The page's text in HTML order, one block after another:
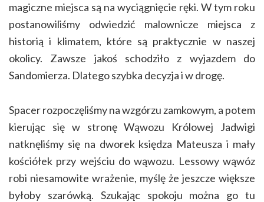
magiczne miejsca są na wyciągnięcie ręki. W tym roku
postanowiliśmy odwiedzić malownicze miejsca z
historią i klimatem, które są praktycznie w naszej
okolicy. Zawsze jakoś schodziło z wyjazdem do
Sandomierza. Dlatego szybka decyzja i w drogę.
Spacer rozpoczęliśmy na wzgórzu zamkowym, a potem
kierując się w stronę Wąwozu Królowej Jadwigi
natknęliśmy się na dworek księdza Mateusza i mały
kościółek przy wejściu do wąwozu. Lessowy wąwóz
robi niesamowite wrażenie, myślę że jeszcze większe
byłoby szarówką. Szukając spokoju można go tu